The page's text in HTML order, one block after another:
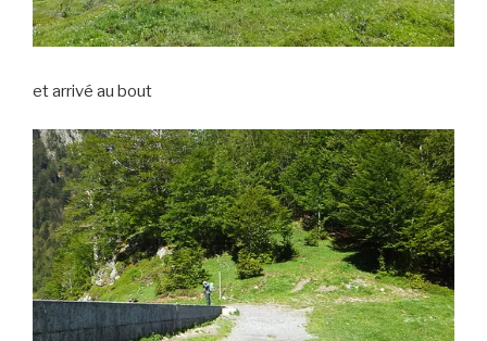
et arrivé au bout